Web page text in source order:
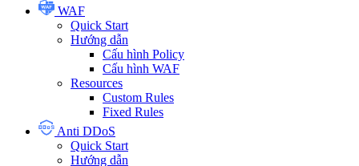
WAF
Quick Start
Hướng dẫn
Cấu hình Policy
Cấu hình WAF
Resources
Custom Rules
Fixed Rules
Anti DDoS
Quick Start
Hướng dẫn